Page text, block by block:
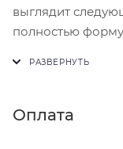
выглядит
полностью
Нажмите кнопку
Оплата